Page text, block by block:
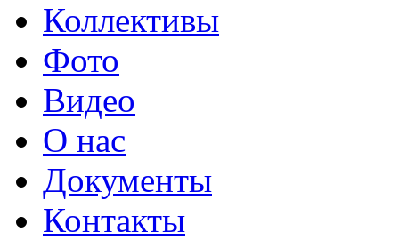
Коллективы
Фото
Видео
О нас
Документы
Контакты